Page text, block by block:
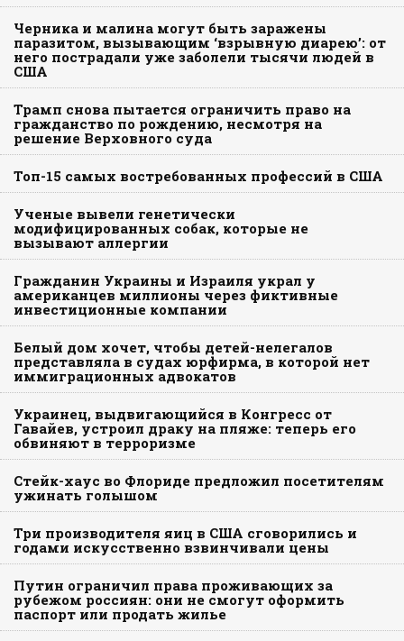
Черника и малина могут быть заражены
паразитом, вызывающим ‘взрывную диарею’: от
него пострадали уже заболели тысячи людей в
США
Трамп снова пытается ограничить право на
гражданство по рождению, несмотря на
решение Верховного суда
Топ-15 самых востребованных профессий в США
Ученые вывели генетически
модифицированных собак, которые не
вызывают аллергии
Гражданин Украины и Израиля украл у
американцев миллионы через фиктивные
инвестиционные компании
Белый дом хочет, чтобы детей-нелегалов
представляла в судах юрфирма, в которой нет
иммиграционных адвокатов
Украинец, выдвигающийся в Конгресс от
Гавайев, устроил драку на пляже: теперь его
обвиняют в терроризме
Стейк-хаус во Флориде предложил посетителям
ужинать голышом
Три производителя яиц в США сговорились и
годами искусственно взвинчивали цены
Путин ограничил права проживающих за
рубежом россиян: они не смогут оформить
паспорт или продать жилье